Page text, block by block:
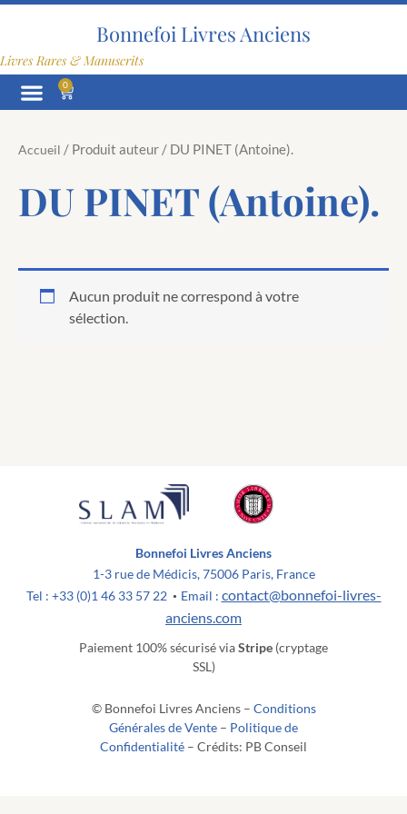
Aller
Bonnefoi Livres Anciens
Livres Rares & Manuscrits
0
Panier
Accueil / Produit auteur / DU PINET (Antoine).
DU PINET (Antoine).
Aucun produit ne correspond à votre
sélection.
Bonnefoi Livres Anciens
1-3 rue de Médicis, 75006 Paris, France
Tel : +33 (0)1 46 33 57 22 • Email : contact@bonnefoi-livres-
anciens.com
Paiement 100% sécurisé viaStripe (cryptage
SSL)
© Bonnefoi Livres Anciens – Conditions
Générales de Vente – Politique de
Confidentialité – Crédits: PB Conseil